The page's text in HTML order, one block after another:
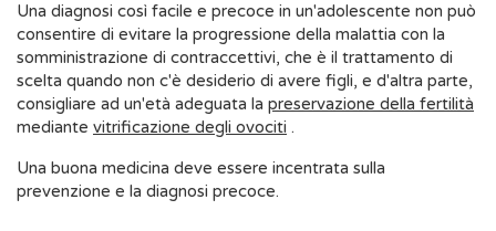
Una diagnosi così facile e precoce in un'adolescente non può
consentire di evitare la progressione della malattia con la
somministrazione di contraccettivi, che è il trattamento di
scelta quando non c'è desiderio di avere figli, e d'altra parte,
consigliare ad un'età adeguata la preservazione della fertilità
mediante vitrificazione degli ovociti .
Una buona medicina deve essere incentrata sulla
prevenzione e la diagnosi precoce.